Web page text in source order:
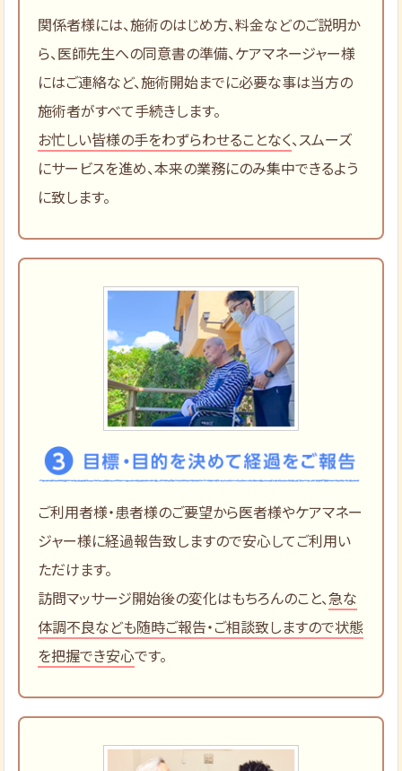
関係者様には、施術のはじめ方、料金などのご説明か
ら、医師先生への同意書の準備、ケアマネージャー様
にはご連絡など、施術開始までに必要な事は当方の
施術者がすべて手続きします。
お忙しい皆様の手をわずらわせることなく、スムーズ
にサービスを進め、本来の業務にのみ集中できるよう
に致します。
ご利用者様・患者様のご要望から医者様やケアマネー
ジャー様に経過報告致しますので安心してご利用い
ただけます。
訪問マッサージ開始後の変化はもちろんのこと、急な
体調不良なども随時ご報告・ご相談致しますので状態
を把握でき安心です。